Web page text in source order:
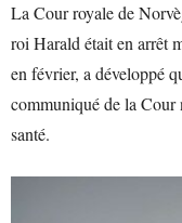
La Cour royale de
roi Harald était en arrêt
en février, a développé
communiqué de la Cour
santé.